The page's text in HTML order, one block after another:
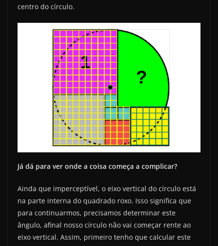
centro do círculo.
Já dá para ver onde a coisa começa a complicar?
Ainda que imperceptível, o eixo vertical do círculo está
na parte interna do quadrado roxo. Isso significa que
para continuarmos, precisamos determinar este
ângulo, afinal nosso círculo não vai começar rente ao
eixo vertical. Assim, primeiro tenho que calcular este